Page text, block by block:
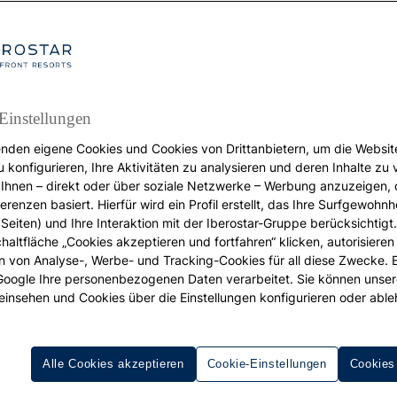
URLAUB
Hotels für Hochzeiten Iberostar
“Ja, ich will”
den glücklichsten Tag Ihres Lebens in einem
exklusivsten Services
Ereignis, an das Sie und Ihr Partner sich immer erinnern
eigene Cookies und Cookies von Drittanbietern, um die
konfigurieren, Ihre Aktivitäten zu analysieren und deren Inhalte zu
– direkt oder über soziale Netzwerke – Werbung anzuzeigen,
basiert. Hierfür wird ein Profil erstellt, das Ihre
und Ihre Interaktion mit der Iberostar-Gruppe berücksichtigt.
„Cookies akzeptieren und fortfahren“ klicken, autorisieren
von Analyse-, Werbe- und Tracking-Cookies für all diese Zwecke.
Ihre personenbezogenen Daten verarbeitet. Sie können
und Cookies über die Einstellungen konfigurieren oder
Cookie-Einstellungen
Alle Cookies akzeptieren